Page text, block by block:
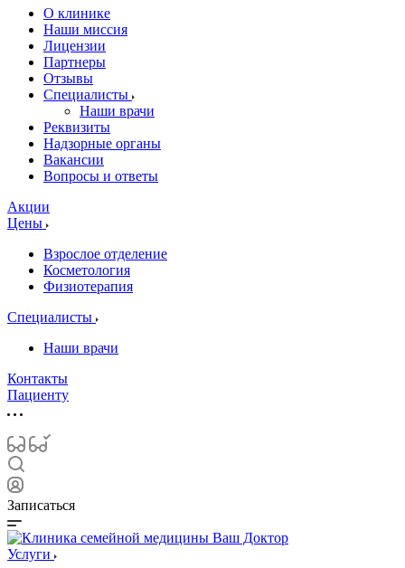
О клинике
Наши миссия
Лицензии
Партнеры
Отзывы
Специалисты
Наши врачи
Реквизиты
Надзорные органы
Вакансии
Вопросы и ответы
Акции
Цены
Взрослое отделение
Косметология
Физиотерапия
Специалисты
Наши врачи
Контакты
Пациенту
Записаться
Услуги